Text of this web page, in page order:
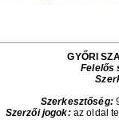
GYŐRI
Felelős
Szerkesztőség:
Szerzői jogok:az oldal